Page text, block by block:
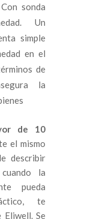
sonda
Un
simple
en el
de
la
de 10
el mismo
describir
la
pueda
te
Eliwell. Se